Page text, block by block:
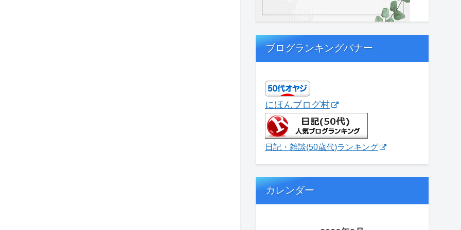
ブログランキングバナー
にほんブログ村
日記・雑談(50歳代)ランキング
カレンダー